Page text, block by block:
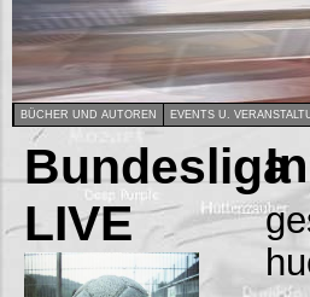
BÜCHER UND AUTOREN EVENTS U.
Bundesliga
LIVE